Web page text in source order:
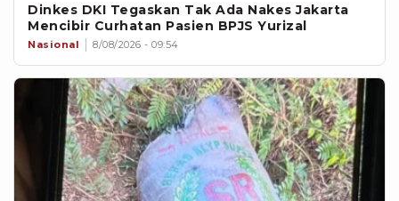
Dinkes DKI Tegaskan Tak Ada Nakes Jakarta
Mencibir Curhatan Pasien BPJS Yurizal
Nasional 8/08/2026 - 09:54